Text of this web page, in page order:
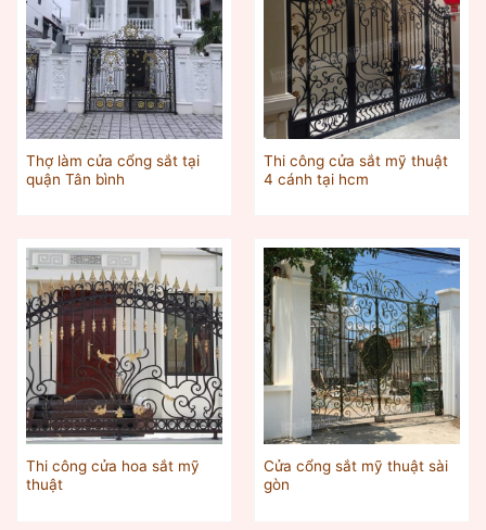
Thợ làm cửa cổng sắt tại
quận Tân bình
Thi công cửa sắt mỹ thuật
4 cánh tại hcm
Thi công cửa hoa sắt mỹ
thuật
Cửa cổng sắt mỹ thuật sài
gòn